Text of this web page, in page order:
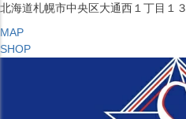
北海道札幌市中央区大通西１丁目１３
MAP
SHOP